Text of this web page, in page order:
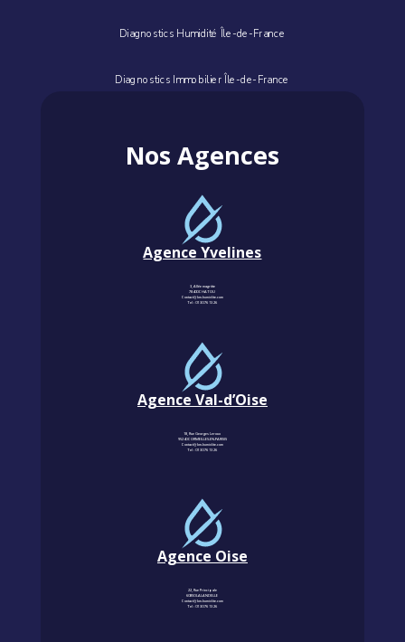
Diagnostics Humidité Île-de-France
Diagnostics Immobilier Île-de-France
Nos Agences
Agence Yvelines
3, Allée magritte
78400 CHATOU
Contact@km-humidite.com
Tel :01 30 76 13 26
Agence Val-d’Oise
18, Rue Georges Leroux
95240 CORMEILLES-EN-PARISIS
Contact@km-humidite.com
Tel :01 30 76 13 26
Agence Oise
22, Rue Principale
60850 LALANDELLE
Contact@km-humidite.com
Tel :01 30 76 13 26